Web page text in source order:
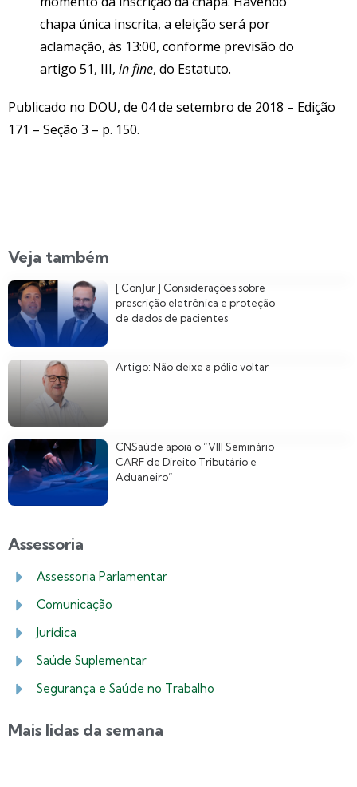
chapa única inscrita, a eleição será por
aclamação, às 13:00, conforme previsão do
artigo 51, III, in fine, do Estatuto.
Publicado no DOU, de 04 de setembro de 2018 – Edição
171 – Seção 3 – p. 150.
Veja também
[ ConJur ] Considerações sobre
prescrição eletrônica e proteção
de dados de pacientes
Artigo: Não deixe a pólio voltar
CNSaúde apoia o “VIII Seminário
CARF de Direito Tributário e
Aduaneiro”
Assessoria
Assessoria Parlamentar
Comunicação
Jurídica
Saúde Suplementar
Segurança e Saúde no Trabalho
Mais lidas da semana